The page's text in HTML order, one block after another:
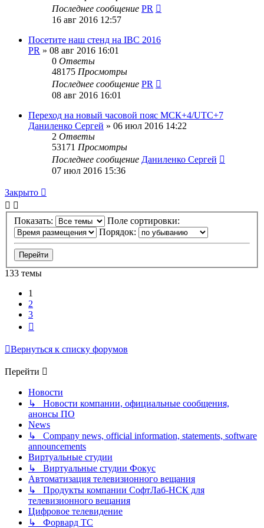
Последнее сообщение PR
16 авг 2016 12:57
Посетите наш стенд на IBC 2016
PR » 08 авг 2016 16:01
0 Ответы
48175 Просмотры
Последнее сообщение PR
08 авг 2016 16:01
Переход на новый часовой пояс МСК+4/UTC+7
Даниленко Сергей » 06 июл 2016 14:22
2 Ответы
53171 Просмотры
Последнее сообщение Даниленко Сергей
07 июл 2016 15:36
Закрыто
Показать:
Поле сортировки:
Порядок:
133 темы
1
2
3
Вернуться к списку форумов
Перейти
Новости
↳ Новости компании, официальные сообщения,
анонсы ПО
News
↳ Company news, official information, statements, software
announcements
Виртуальные студии
↳ Виртуальные студии Фокус
Автоматизация телевизионного вещания
↳ Продукты компании СофтЛаб-НСК для
телевизионного вещания
Цифровое телевидение
↳ Форвард ТС